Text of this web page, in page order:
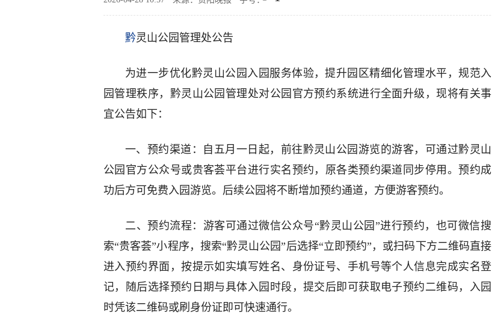
黔灵山公园管理处公告
为进一步优化黔灵山公园入园服务体验，提升园区精细化管理水平，规范入
园管理秩序，黔灵山公园管理处对公园官方预约系统进行全面升级，现将有关事
宜公告如下：
一、预约渠道：自五月一日起，前往黔灵山公园游览的游客，可通过黔灵山
公园官方公众号或贵客荟平台进行实名预约，原各类预约渠道同步停用。预约成
功后方可免费入园游览。后续公园将不断增加预约通道，方便游客预约。
二、预约流程：游客可通过微信公众号“黔灵山公园”进行预约，也可微信搜
索“贵客荟”小程序，搜索“黔灵山公园”后选择“立即预约”，或扫码下方二维码直接
进入预约界面，按提示如实填写姓名、身份证号、手机号等个人信息完成实名登
记，随后选择预约日期与具体入园时段，提交后即可获取电子预约二维码，入园
时凭该二维码或刷身份证即可快速通行。